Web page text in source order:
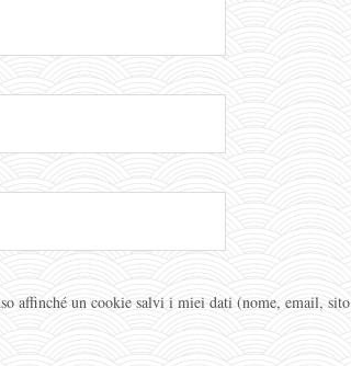
affinché un cookie salvi i miei dati (nome, email,